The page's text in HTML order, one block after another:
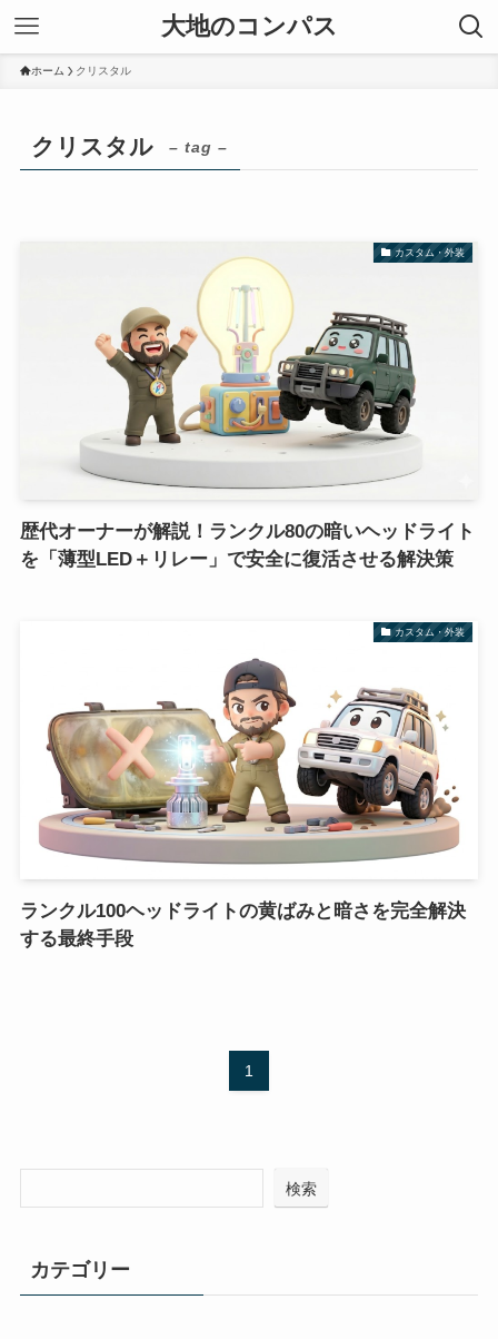
大地のコンパス
ホーム クリスタル
クリスタル – tag –
カスタム・外装
歴代オーナーが解説！ランクル80の暗いヘッドライト
を「薄型LED＋リレー」で安全に復活させる解決策
カスタム・外装
ランクル100ヘッドライトの黄ばみと暗さを完全解決
する最終手段
1
検索
カテゴリー